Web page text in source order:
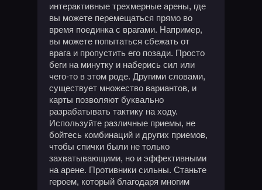
интерактивные трехмерные арены, где
вы можете перемещаться прямо во
время поединка с врагами. Например,
вы можете попытаться сбежать от
врага и пропустить его позади. Просто
беги на минутку и наберись сил или
чего-то в этом роде. Другими словами,
существует множество вариантов, и
карты позволяют буквально
разрабатывать тактику на ходу.
Используйте различные приемы, не
бойтесь комбинаций и других приемов,
чтобы спички были не только
захватывающими, но и эффективными
на арене. Противники сильны. Станьте
героем, который благодаря многим